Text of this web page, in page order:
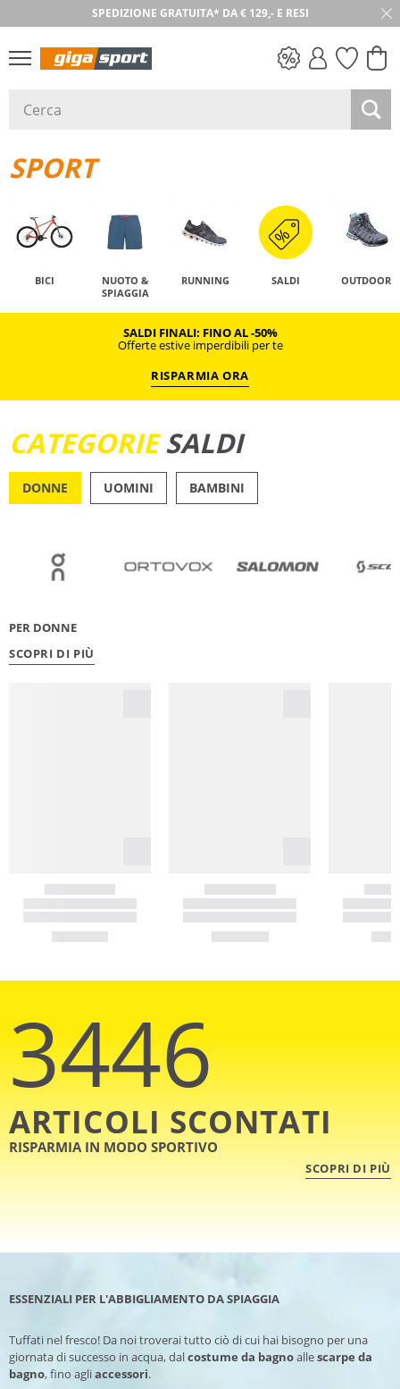
SPEDIZIONE GRATUITA* DA € 129,- E RESI
SPORT
BICI
NUOTO &
SPIAGGIA
RUNNING SALDI OUTDOOR
SALDI FINALI: FINO AL -50%
Offerte estive imperdibili per te
RISPARMIA ORA
CATEGORIESALDI
DONNE UOMINI BAMBINI
PER DONNE
SCOPRI DI PIÙ
3446
ARTICOLI SCONTATI
RISPARMIA IN MODO SPORTIVO
SCOPRI DI PIÙ
ESSENZIALI PER L'ABBIGLIAMENTO DA SPIAGGIA
Tuffati nel fresco! Da noi troverai tutto ciò di cui hai bisogno per una
giornata di successo in acqua, dalcostume da bagnoallescarpe da
bagno, fino agliaccessori.